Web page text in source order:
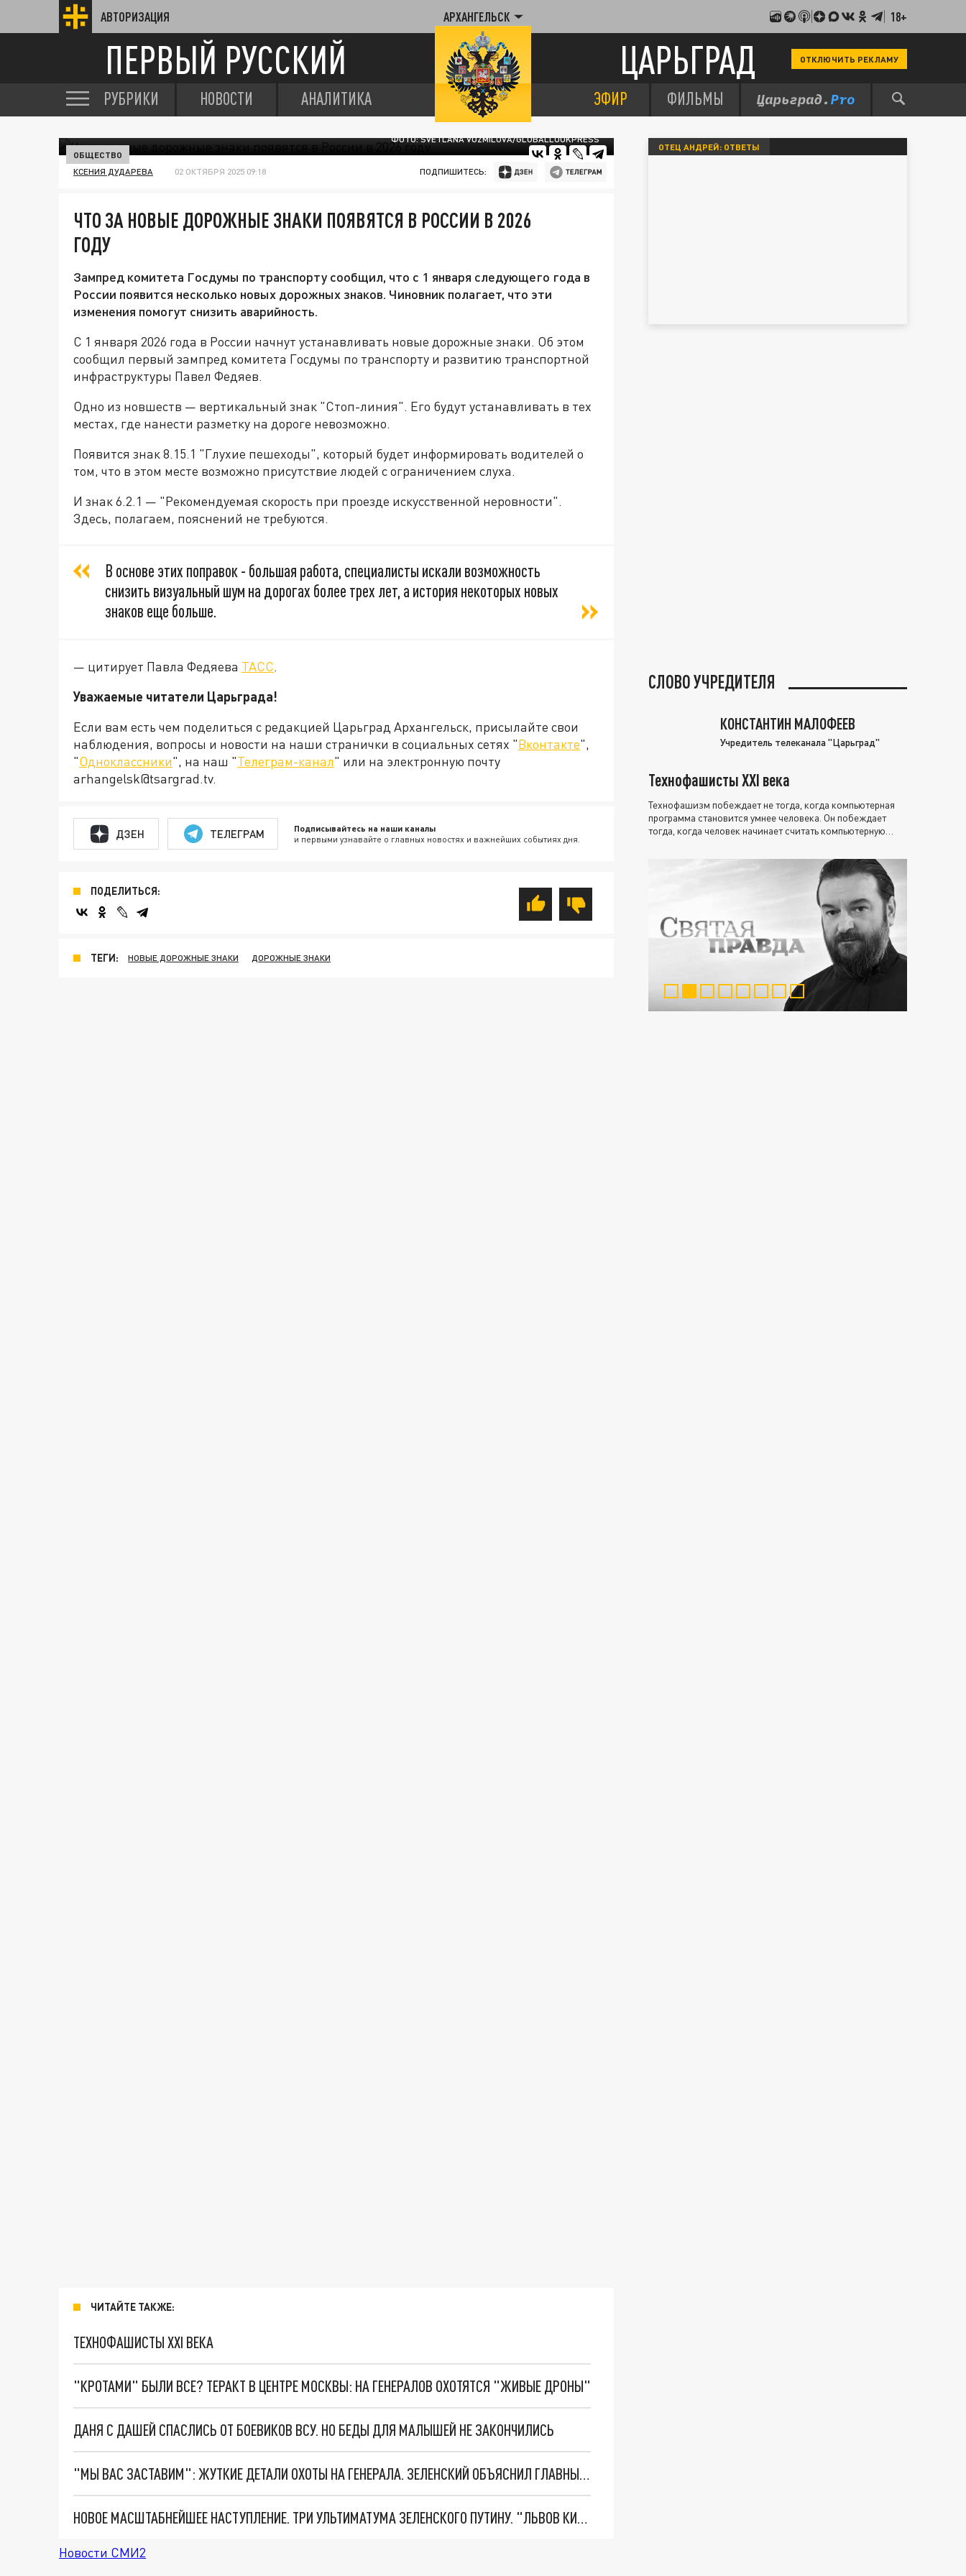
АВТОРИЗАЦИЯ АРХАНГЕЛЬСК 18+
ПЕРВЫЙ РУССКИЙ ЦАРЬГРАД ОТКЛЮЧИТЬ РЕКЛАМУ
РУБРИКИ НОВОСТИ АНАЛИТИКА ЭФИР ФИЛЬМЫ
ФОТО: SVETLANA VOZMILOVA/GLOBALLOOKPRESS
ОБЩЕСТВО
КСЕНИЯ ДУДАРЕВА 02 ОКТЯБРЯ 2025 09:18 ПОДПИШИТЕСЬ:
ЧТО ЗА НОВЫЕ ДОРОЖНЫЕ ЗНАКИ ПОЯВЯТСЯ В РОССИИ В 2026
ГОДУ
Зампред комитета Госдумы по транспорту сообщил, что с 1 января следующего года в
России появится несколько новых дорожных знаков. Чиновник полагает, что эти
изменения помогут снизить аварийность.
С 1 января 2026 года в России начнут устанавливать новые дорожные знаки. Об этом
сообщил первый зампред комитета Госдумы по транспорту и развитию транспортной
инфраструктуры Павел Федяев.
Одно из новшеств — вертикальный знак "Стоп-линия". Его будут устанавливать в тех
местах, где нанести разметку на дороге невозможно.
Появится знак 8.15.1 "Глухие пешеходы", который будет информировать водителей о
том, что в этом месте возможно присутствие людей с ограничением слуха.
И знак 6.2.1 — "Рекомендуемая скорость при проезде искусственной неровности".
Здесь, полагаем, пояснений не требуются.
В основе этих поправок - большая работа, специалисты искали возможность
снизить визуальный шум на дорогах более трех лет, а история некоторых новых
знаков еще больше.
— цитирует Павла Федяева ТАСС.
Уважаемые читатели Царьграда!
Если вам есть чем поделиться с редакцией Царьград Архангельск, присылайте свои
наблюдения, вопросы и новости на наши странички в социальных сетях "Вконтакте",
"Одноклассники", на наш "Телеграм-канал" или на электронную почту
arhangelsk@tsargrad.tv.
ДЗЕН ТЕЛЕГРАМ Подписывайтесь на наши каналы
и первыми узнавайте о главных новостях и важнейших событиях дня.
ПОДЕЛИТЬСЯ:
ТЕГИ: НОВЫЕ ДОРОЖНЫЕ ЗНАКИ ДОРОЖНЫЕ ЗНАКИ
ЧИТАЙТЕ ТАКЖЕ:
ТЕХНОФАШИСТЫ XXI ВЕКА
"КРОТАМИ" БЫЛИ ВСЕ? ТЕРАКТ В ЦЕНТРЕ МОСКВЫ: НА ГЕНЕРАЛОВ ОХОТЯТСЯ "ЖИВЫЕ ДРОНЫ"
ДАНЯ С ДАШЕЙ СПАСЛИСЬ ОТ БОЕВИКОВ ВСУ. НО БЕДЫ ДЛЯ МАЛЫШЕЙ НЕ ЗАКОНЧИЛИСЬ
"МЫ ВАС ЗАСТАВИМ": ЖУТКИЕ ДЕТАЛИ ОХОТЫ НА ГЕНЕРАЛА. ЗЕЛЕНСКИЙ ОБЪЯСНИЛ ГЛАВНЫЙ СМЫСЛ ТЕРАКТА В ЦЕНТРЕ МОСКВЫ
НОВОЕ МАСШТАБНЕЙШЕЕ НАСТУПЛЕНИЕ. ТРИ УЛЬТИМАТУМА ЗЕЛЕНСКОГО ПУТИНУ. "ЛЬВОВ КИМА" ПОСТАВЯТ НА ПВО? ГЛОБАЛЬНЫЙ ПРОРЫВ ПОД ЗАПОРОЖЬЕМ
Новости СМИ2
ОТЕЦ АНДРЕЙ: ОТВЕТЫ
СЛОВО УЧРЕДИТЕЛЯ
КОНСТАНТИН МАЛОФЕЕВ
Учредитель телеканала "Царьград"
Технофашисты XXI века
Технофашизм побеждает не тогда, когда компьютерная
программа становится умнее человека. Он побеждает
тогда, когда человек начинает считать компьютерную